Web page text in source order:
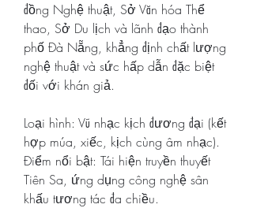
đồng Nghệ thuật, Sở Văn hóa Thể
thao, Sở Du lịch và lãnh đạo thành
phố Đà Nẵng, khẳng định chất lượng
nghệ thuật và sức hấp dẫn đặc biệt
đối với khán giả.
Loại hình: Vũ nhạc kịch đương đại (kết
hợp múa, xiếc, kịch cùng âm nhạc).
Điểm nổi bật: Tái hiện truyền thuyết
Tiên Sa, ứng dụng công nghệ sân
khấu tương tác đa chiều.